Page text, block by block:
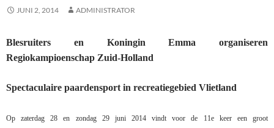
JUNI 2, 2014 ADMINISTRATOR
Blesruiters en Koningin Emma organiseren
Regiokampioenschap Zuid-Holland
Spectaculaire paardensport in recreatiegebied Vlietland
Op zaterdag 28 en zondag 29 juni 2014 vindt voor de 11e keer een groot